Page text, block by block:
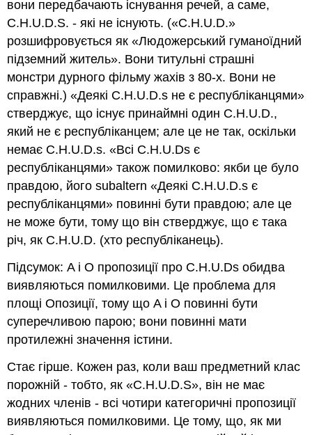
вони передбачають існування речей, а саме,
C.H.U.D.S. - які не існують. («C.H.U.D.»
розшифровується як «Людожерський гуманоїдний
підземний житель». Вони титульні страшні
монстри дурного фільму жахів з 80-х. Вони не
справжні.) «Деякі C.H.U.D.s не є республіканцями»
стверджує, що існує принаймні один C.H.U.D.,
який не є республіканцем; але це не так, оскільки
немає C.H.U.D.s. «Всі C.H.U.Ds є
республіканцями» також помилково: якби це було
правдою, його subaltern «Деякі C.H.U.D.s є
республіканцями» повинні бути правдою; але це
не може бути, тому що він стверджує, що є така
річ, як C.H.U.D. (хто республіканець).
Підсумок: A і O пропозиції про C.H.U.Ds обидва
виявляються помилковими. Це проблема для
площі Опозиції, тому що A і O повинні бути
суперечливою парою; вони повинні мати
протилежні значення істини.
Стає гірше. Кожен раз, коли ваш предметний клас
порожній - тобто, як «C.H.U.D.S», він не має
жодних членів - всі чотири категоричні пропозиції
виявляються помилковими. Це тому, що, як ми